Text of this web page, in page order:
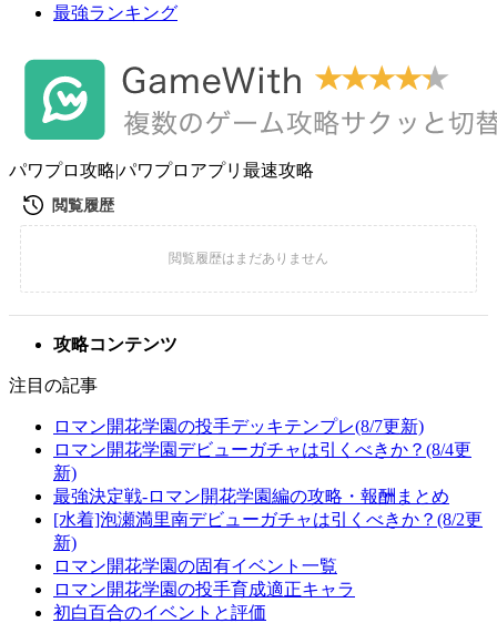
最強ランキング
パワプロ攻略|パワプロアプリ最速攻略
攻略コンテンツ
注目の記事
ロマン開花学園の投手デッキテンプレ(8/7更新)
ロマン開花学園デビューガチャは引くべきか？(8/4更
新)
最強決定戦-ロマン開花学園編の攻略・報酬まとめ
[水着]泡瀬満里南デビューガチャは引くべきか？(8/2更
新)
ロマン開花学園の固有イベント一覧
ロマン開花学園の投手育成適正キャラ
初白百合のイベントと評価